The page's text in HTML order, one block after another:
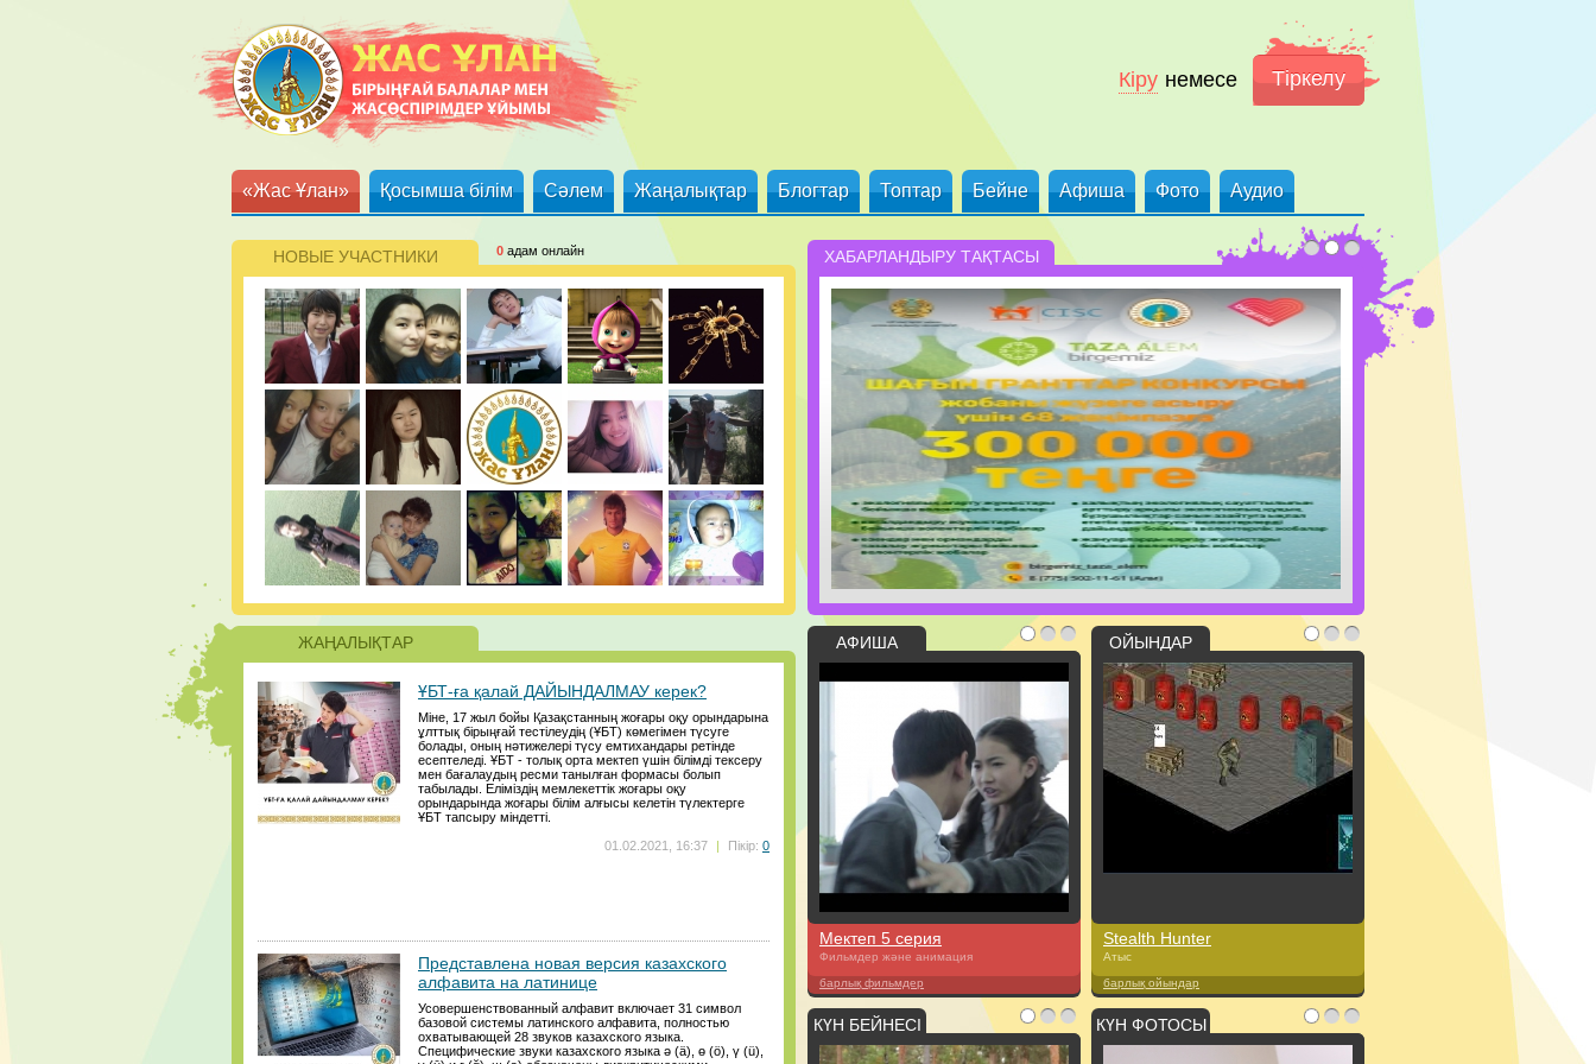
Кіру немесе Тіркелу
«Жас Ұлан» Қосымша білім Сәлем Жаңалықтар Блогтар Топтар Бейне Афиша Фото Аудио
НОВЫЕ УЧАСТНИКИ 0 адам онлайн ХАБАРЛАНДЫРУ ТАҚТАСЫ
ЖАҢАЛЫҚТАР
ҰБТ-ға қалай ДАЙЫНДАЛМАУ керек?
Міне, 17 жыл бойы Қазақстанның жоғары оқу орындарына
ұлттық бірыңғай тестілеудің (ҰБТ) көмегімен түсуге
болады, оның нәтижелері түсу емтихандары ретінде
есептеледі. ҰБТ - толық орта мектеп үшін білімді тексеру
мен бағалаудың ресми танылған формасы болып
табылады. Еліміздің мемлекеттік жоғары оқу
орындарында жоғары білім алғысы келетін түлектерге
ҰБТ тапсыру міндетті.
01.02.2021, 16:37
| Пікір: 0
Представлена новая версия казахского
алфавита на латинице
Усовершенствованный алфавит включает 31 символ
базовой системы латинского алфавита, полностью
охватывающей 28 звуков казахского языка.
Специфические звуки казахского языка ә (ä), ө (ö), ү (ü),
АФИША
Мектеп 5 серия
Фильмдер және анимация
барлық фильмдер
ОЙЫНДАР
Stealth Hunter
Атыс
барлық ойындар
КҮН БЕЙНЕСІ КҮН ФОТОСЫ